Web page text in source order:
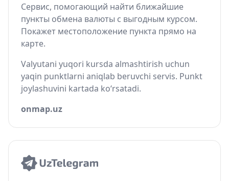
Сервис, помогающий найти ближайшие
пункты обмена валюты с выгодным курсом.
Покажет местоположение пункта прямо на
карте.
Valyutani yuqori kursda almashtirish uchun
yaqin punktlarni aniqlab beruvchi servis. Punkt
joylashuvini kartada ko‘rsatadi.
onmap.uz